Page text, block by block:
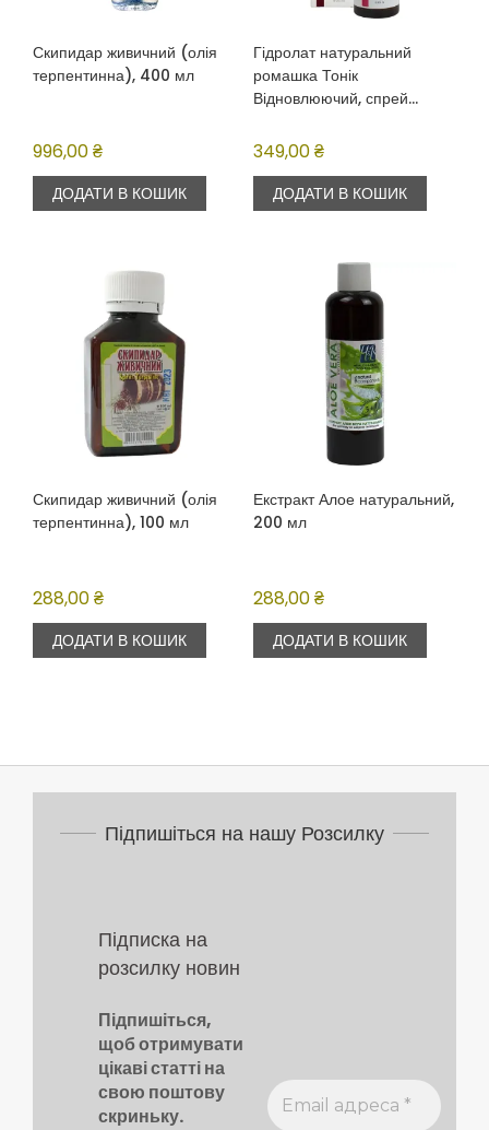
Скипидар живичний (олія
терпентинна), 400 мл
996,00₴
ДОДАТИ В КОШИК
Гідролат натуральний
ромашка Тонік
Відновлюючий, спрей
349,00₴
ДОДАТИ В КОШИК
Скипидар живичний (олія
терпентинна), 100 мл
288,00₴
ДОДАТИ В КОШИК
Екстракт Алое натуральний,
200 мл
288,00₴
ДОДАТИ В КОШИК
Підпишіться на нашу Розсилку
Підписка на
розсилку новин
Підпишіться,
щоб отримувати
цікаві статті на
свою поштову
скриньку.